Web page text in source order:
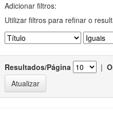
Adicionar filtros:
Utilizar filtros para refinar o
Resultados/Página |